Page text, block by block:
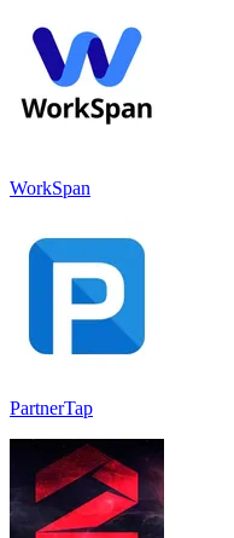
WorkSpan
PartnerTap